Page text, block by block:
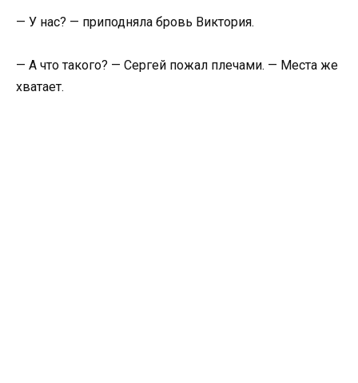
— У нас? — приподняла бровь Виктория.
— А что такого? — Сергей пожал плечами. — Места же
хватает.